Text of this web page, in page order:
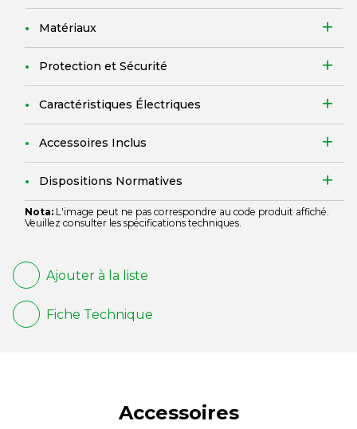
Matériaux
Protection et Sécurité
Caractéristiques Électriques
Accessoires Inclus
Dispositions Normatives
Nota: L'image peut ne pas correspondre au code produit affiché.
Veuillez consulter les spécifications techniques.
Ajouter à la liste
Fiche Technique
Accessoires